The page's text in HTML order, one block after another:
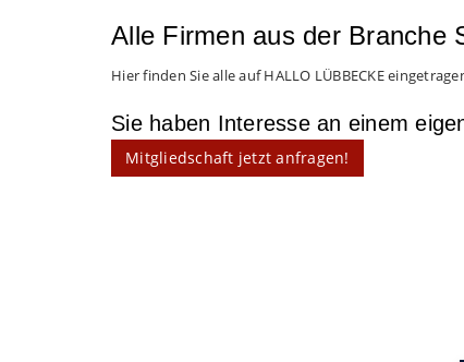
Alle Firmen aus der Branche
Hier finden Sie alle auf HALLO LÜBBECKE
Sie haben Interesse an einem
Mitgliedschaft jetzt anfragen!